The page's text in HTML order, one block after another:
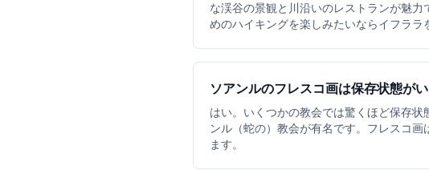
な渓谷の景観と川沿いのレストランが魅
めのハイキングを楽しみたいならイフララ
ソアンルのフレスコ画は保存状態が
はい。いくつかの教会では驚くほど保存
ンル（蛇の）教会が有名です。フレスコ
ます。